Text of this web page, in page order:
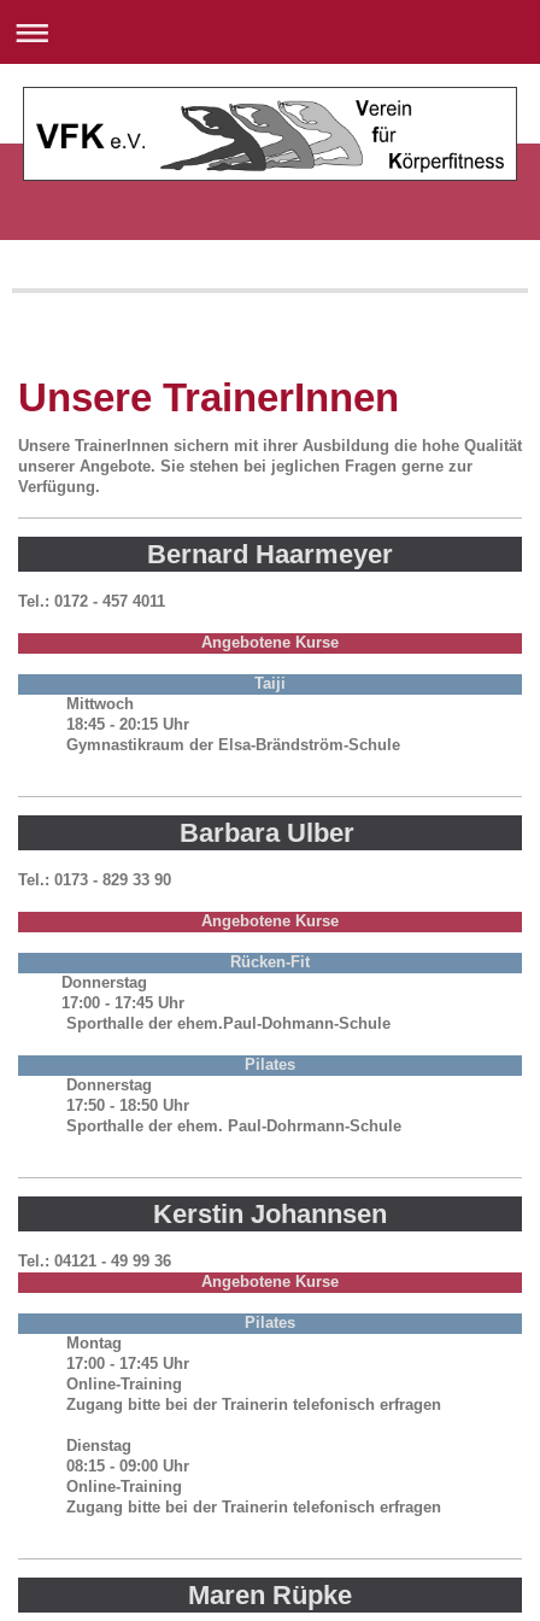
Unsere TrainerInnen
Unsere TrainerInnen sichern mit ihrer Ausbildung die hohe Qualität
unserer Angebote. Sie stehen bei jeglichen Fragen gerne zur
Verfügung.
Bernard Haarmeyer
Tel.: 0172 - 457 4011
Angebotene Kurse
Taiji
Mittwoch
18:45 - 20:15 Uhr
Gymnastikraum der Elsa-Brändström-Schule
Barbara Ulber
Tel.: 0173 - 829 33 90
Angebotene Kurse
Rücken-Fit
Donnerstag
17:00 - 17:45 Uhr
Sporthalle der ehem.Paul-Dohmann-Schule
Pilates
Donnerstag
17:50 - 18:50 Uhr
Sporthalle der ehem. Paul-Dohrmann-Schule
Kerstin Johannsen
Tel.: 04121 - 49 99 36
Angebotene Kurse
Pilates
Montag
17:00 - 17:45 Uhr
Online-Training
Zugang bitte bei der Trainerin telefonisch erfragen
Dienstag
08:15 - 09:00 Uhr
Online-Training
Zugang bitte bei der Trainerin telefonisch erfragen
Maren Rüpke